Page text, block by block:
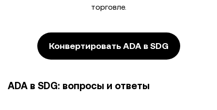
торговле.
Конвертировать ADA в SDG
ADA в SDG: вопросы и ответы